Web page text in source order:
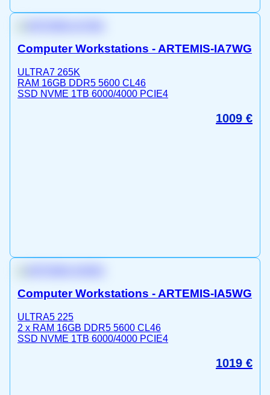
Computer Workstations - ARTEMIS-IA7WG
ULTRA7 265K
RAM 16GB DDR5 5600 CL46
SSD NVME 1TB 6000/4000 PCIE4
1009 €
Computer Workstations - ARTEMIS-IA5WG
ULTRA5 225
2 x RAM 16GB DDR5 5600 CL46
SSD NVME 1TB 6000/4000 PCIE4
1019 €